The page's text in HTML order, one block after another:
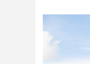
Accessoires
Varios GPS